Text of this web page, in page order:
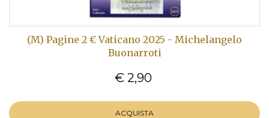
(M) Pagine 2 € Vaticano 2025 - Michelangelo
Buonarroti
€ 2,90
ACQUISTA